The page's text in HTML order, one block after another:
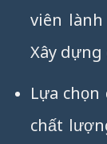
viên
Xây
Lựa
chất